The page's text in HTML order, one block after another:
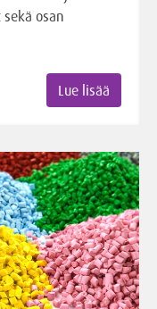
osan
Lue lisää